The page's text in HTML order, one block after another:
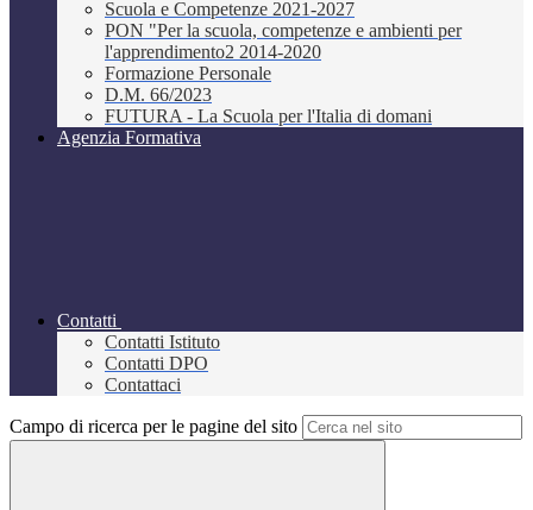
Scuola e Competenze 2021-2027
PON "Per la scuola, competenze e ambienti per
l'apprendimento2 2014-2020
Formazione Personale
D.M. 66/2023
FUTURA - La Scuola per l'Italia di domani
Agenzia Formativa
Contatti
Contatti Istituto
Contatti DPO
Contattaci
Campo di ricerca per le pagine del sito